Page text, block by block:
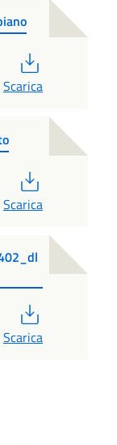
Scarica
Scarica
Scarica